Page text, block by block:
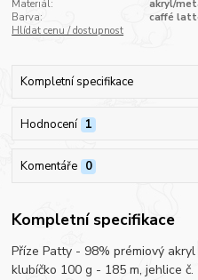
Materiál:
akryl/
Barva:
caffé
Hlídat cenu / dostupnost
Kompletní specifikace
Hodnocení 1
Komentáře 0
Kompletní specifikace
Příze Patty - 98% prémiový
klubíčko 100 g - 185 m, jehlice